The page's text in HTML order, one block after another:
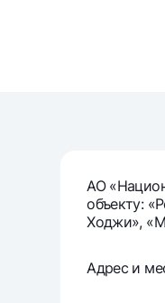
Найти
Полезные
АО
объекту:
Ходжи»,
Адрес и